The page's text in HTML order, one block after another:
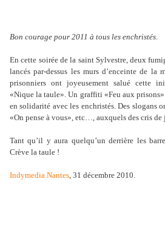
Bon courage pour 2011 à tous les enchristés.
En cette soirée de la saint Sylvestre, deux
lancés par-dessus les murs d’enceinte de la
prisonniers ont joyeusement salué cette
«Nique la taule». Un graffiti «Feu aux prisons»
en solidarité avec les enchristés. Des slogans
«On pense à vous», etc…, auxquels des cris
Tant qu’il y aura quelqu’un derrière les
Crève la taule !
Indymedia Nantes, 31 décembre 2010.